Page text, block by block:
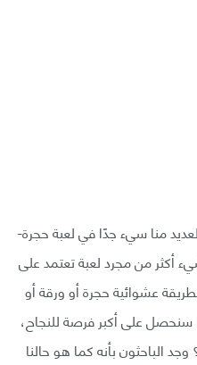
منا سيء جدًا في لعبة حجرة-
أكثر من مجرد لعبة تعتمد على
عشوائية حجرة أو ورقة أو
على أكبر فرصة للنجاح،
وجد الباحثون بأنه كما هو حالنا